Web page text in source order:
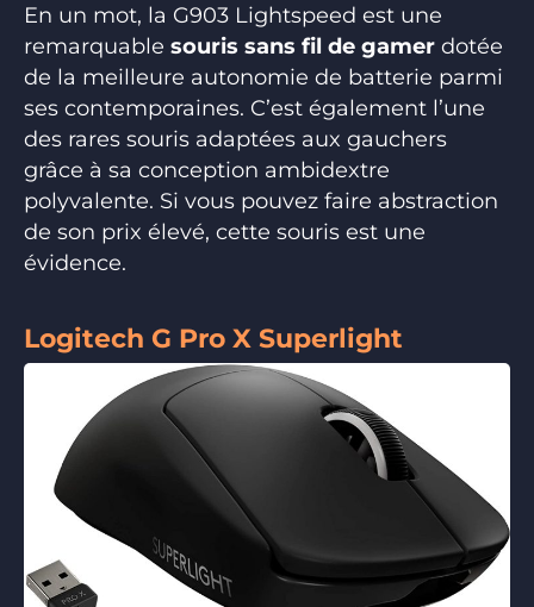
En un mot, la G903 Lightspeed est une
remarquable souris sans fil de gamer dotée
de la meilleure autonomie de batterie parmi
ses contemporaines. C’est également l’une
des rares souris adaptées aux gauchers
grâce à sa conception ambidextre
polyvalente. Si vous pouvez faire abstraction
de son prix élevé, cette souris est une
évidence.
Logitech G Pro X Superlight